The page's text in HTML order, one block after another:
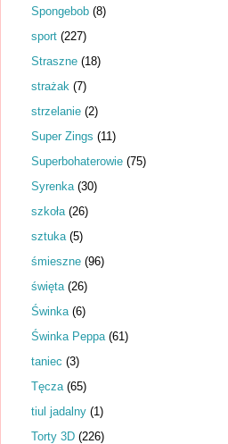
Spongebob (8)
sport (227)
Straszne (18)
strażak (7)
strzelanie (2)
Super Zings (11)
Superbohaterowie (75)
Syrenka (30)
szkoła (26)
sztuka (5)
śmieszne (96)
święta (26)
Świnka (6)
Świnka Peppa (61)
taniec (3)
Tęcza (65)
tiul jadalny (1)
Torty 3D (226)